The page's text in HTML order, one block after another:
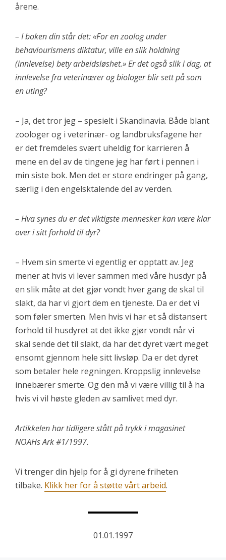
årene.
– I boken din står det: «For en zoolog under
behaviourismens diktatur, ville en slik holdning
(innlevelse) bety arbeidsløshet.» Er det også slik i dag, at
innlevelse fra veterinærer og biologer blir sett på som
en uting?
– Ja, det tror jeg – spesielt i Skandinavia. Både blant
zoologer og i veterinær- og landbruksfagene her
er det fremdeles svært uheldig for karrieren å
mene en del av de tingene jeg har ført i pennen i
min siste bok. Men det er store endringer på gang,
særlig i den engelsktalende del av verden.
– Hva synes du er det viktigste mennesker kan være klar
over i sitt forhold til dyr?
– Hvem sin smerte vi egentlig er opptatt av. Jeg
mener at hvis vi lever sammen med våre husdyr på
en slik måte at det gjør vondt hver gang de skal til
slakt, da har vi gjort dem en tjeneste. Da er det vi
som føler smerten. Men hvis vi har et så distansert
forhold til husdyret at det ikke gjør vondt når vi
skal sende det til slakt, da har det dyret vært meget
ensomt gjennom hele sitt livsløp. Da er det dyret
som betaler hele regningen. Kroppslig innlevelse
innebærer smerte. Og den må vi være villig til å ha
hvis vi vil høste gleden av samlivet med dyr.
Artikkelen har tidligere stått på trykk i magasinet
NOAHs Ark #1/1997.
Vi trenger din hjelp for å gi dyrene friheten
tilbake. Klikk her for å støtte vårt arbeid.
01.01.1997